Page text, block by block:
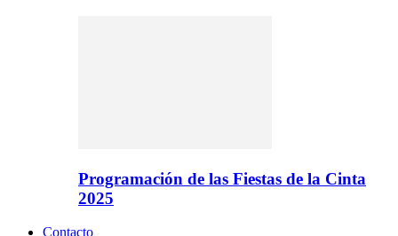
Programación de las Fiestas de la Cinta
2025
Contacto